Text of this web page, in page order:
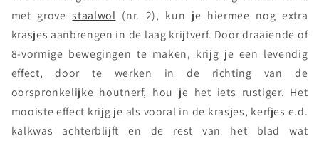
met grovestaalwol (nr. 2), kun je hiermee nog extra
krasjes aanbrengen in de laag krijtverf. Door draaiende of
8-vormige bewegingen te maken, krijg je een levendig
effect, door te werken in de richting van de
oorspronkelijke houtnerf, hou je het iets rustiger. Het
mooiste effect krijg je als vooral in de krasjes, kerfjes e.d.
kalkwas achterblijft en de rest van het blad wat